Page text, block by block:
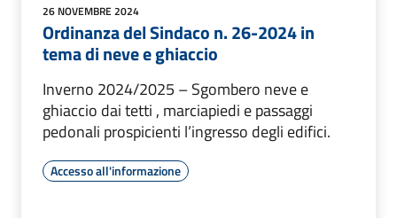
26 NOVEMBRE 2024
Ordinanza del Sindaco n. 26-2024 in
tema di neve e ghiaccio
Inverno 2024/2025 – Sgombero neve e
ghiaccio dai tetti , marciapiedi e passaggi
pedonali prospicienti l’ingresso degli edifici.
Accesso all'informazione